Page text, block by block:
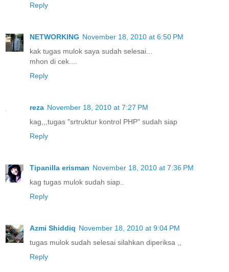
Reply
NETWORKING November 18, 2010 at 6:50 PM
kak tugas mulok saya sudah selesai...
mhon di cek....
Reply
reza November 18, 2010 at 7:27 PM
kag,,,tugas "srtruktur kontrol PHP" sudah siap
Reply
Tipanilla erisman November 18, 2010 at 7:36 PM
kag tugas mulok sudah siap..
Reply
Azmi Shiddiq November 18, 2010 at 9:04 PM
tugas mulok sudah selesai silahkan diperiksa ,,
Reply